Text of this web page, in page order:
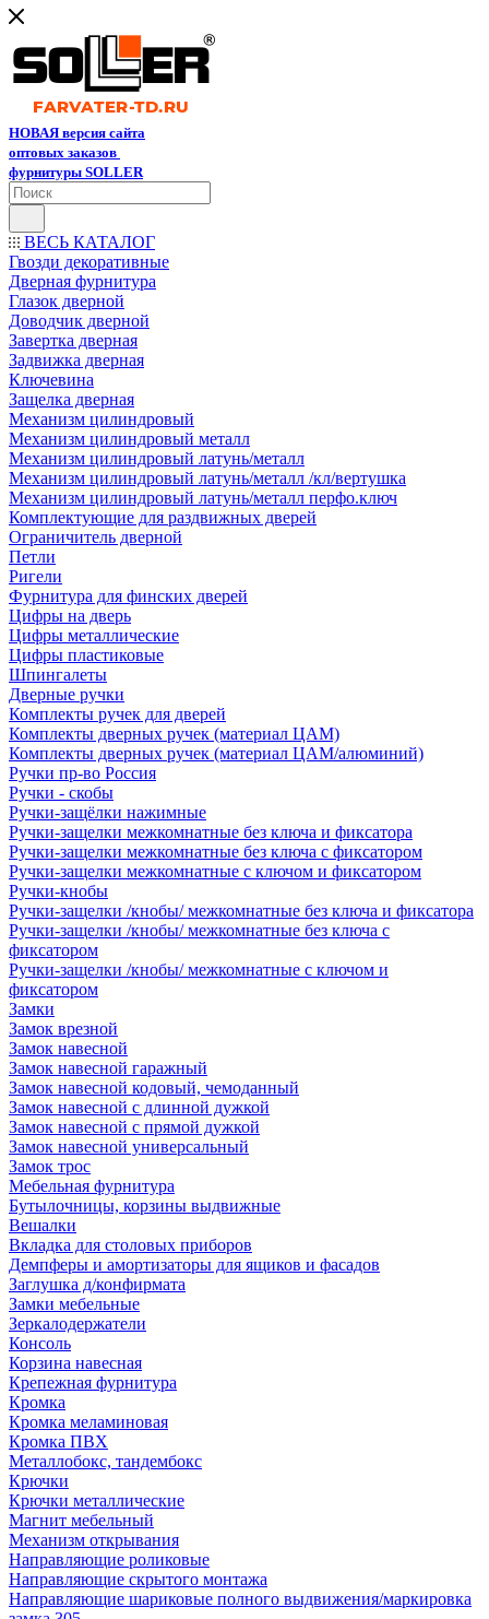
НОВАЯ версия сайта
оптовых заказов
фурнитуры SOLLER
ВЕСЬ КАТАЛОГ
Гвозди декоративные
Дверная фурнитура
Глазок дверной
Доводчик дверной
Завертка дверная
Задвижка дверная
Ключевина
Защелка дверная
Механизм цилиндровый
Механизм цилиндровый металл
Механизм цилиндровый латунь/металл
Механизм цилиндровый латунь/металл /кл/вертушка
Механизм цилиндровый латунь/металл перфо.ключ
Комплектующие для раздвижных дверей
Ограничитель дверной
Петли
Ригели
Фурнитура для финских дверей
Цифры на дверь
Цифры металлические
Цифры пластиковые
Шпингалеты
Дверные ручки
Комплекты ручек для дверей
Комплекты дверных ручек (материал ЦАМ)
Комплекты дверных ручек (материал ЦАМ/алюминий)
Ручки пр-во Россия
Ручки - скобы
Ручки-защёлки нажимные
Ручки-защелки межкомнатные без ключа и фиксатора
Ручки-защелки межкомнатные без ключа с фиксатором
Ручки-защелки межкомнатные с ключом и фиксатором
Ручки-кнобы
Ручки-защелки /кнобы/ межкомнатные без ключа и фиксатора
Ручки-защелки /кнобы/ межкомнатные без ключа с
фиксатором
Ручки-защелки /кнобы/ межкомнатные с ключом и
фиксатором
Замки
Замок врезной
Замок навесной
Замок навесной гаражный
Замок навесной кодовый, чемоданный
Замок навесной с длинной дужкой
Замок навесной с прямой дужкой
Замок навесной универсальный
Замок трос
Мебельная фурнитура
Бутылочницы, корзины выдвижные
Вешалки
Вкладка для столовых приборов
Демпферы и амортизаторы для ящиков и фасадов
Заглушка д/конфирмата
Замки мебельные
Зеркалодержатели
Консоль
Корзина навесная
Крепежная фурнитура
Кромка
Кромка меламиновая
Кромка ПВХ
Металлобокс, тандембокс
Крючки
Крючки металлические
Магнит мебельный
Механизм открывания
Направляющие роликовые
Направляющие скрытого монтажа
Направляющие шариковые полного выдвижения/маркировка